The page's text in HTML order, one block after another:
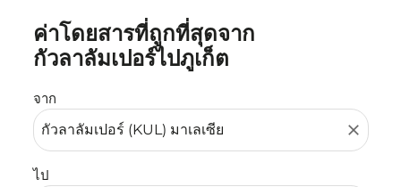
ค่าโดยสารที่ถูกที่สุดจาก
กัวลาลัมเปอร์ไปภูเก็ต
จาก
close
ไป
ลองอัปเดตเส้นทางของคุณ (ต้นทางและ/หรือปลายทาง) หรื